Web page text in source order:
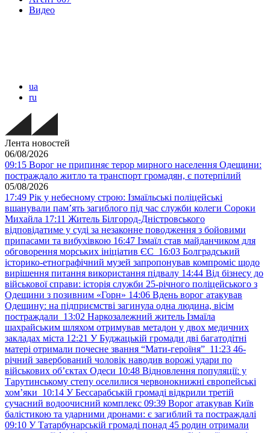
Видео
ua
ru
Лента новостей
06/08/2026
09:15 Ворог не припиняє терор мирного населення Одещини:
постраждало житло та транспорт громадян, є потерпілий
05/08/2026
17:49 Рік у небесному строю: Ізмаїльські поліцейські
вшанували пам’ять загиблого під час служби колеги Сороки
Михайла 17:11 Житель Білгород-Дністровського
відповідатиме у суді за незаконне поводження з бойовими
припасами та вибухівкою 16:47 Ізмаїл став майданчиком для
обговорення морських ініціатив ЄС 16:03 Болградський
історико-етнографічний музей запропонував компроміс щодо
вирішення питання використання підвалу 14:44 Від бізнесу до
військової справи: історія служби 25-річного поліцейського з
Одещини з позивним «Горн» 14:06 Вдень ворог атакував
Одещину: на підприємстві загинула одна людина, вісім
постраждали 13:02 Наркозалежний житель Ізмаїла
шахрайським шляхом отримував метадон у двох медичних
закладах міста 12:21 У Буджацькій громади дві багатодітні
матері отримали почесне звання “Мати-героїня” 11:23 46-
річний завербований чоловік наводив ворожі удари по
військових обʼєктах Одеси 10:48 Відновлення популяції: у
Тарутинському степу оселилися червонокнижні європейські
хом’яки 10:14 У Бессарабській громаді відкрили третій
сучасний водоочисний комплекс 09:39 Ворог атакував Київ
балістикою та ударними дронами: є загиблий та постраждалі
09:10 У Татарбунарській громаді понад 45 родин отримали